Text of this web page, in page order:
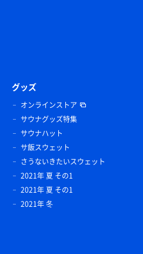
グッズ
オンラインストア
サウナグッズ特集
サウナハット
サ飯スウェット
さうないきたいスウェット
2021年 夏 その1
2021年 夏 その1
2021年 冬